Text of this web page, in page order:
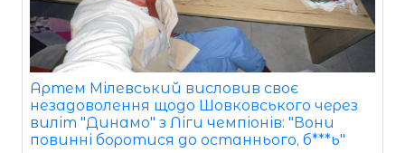
Артем Мілевський висловив своє
незадоволення щодо Шовковського через
виліт "Динамо" з Ліги чемпіонів: "Вони
повинні боротися до останнього, б***ь"